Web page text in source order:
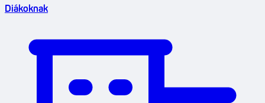
Diákoknak